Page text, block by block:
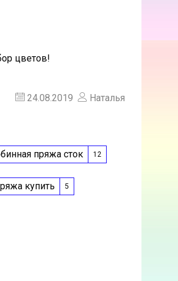
цветов!
24.08.2019 Наталья
пряжа сток 12
купить 5